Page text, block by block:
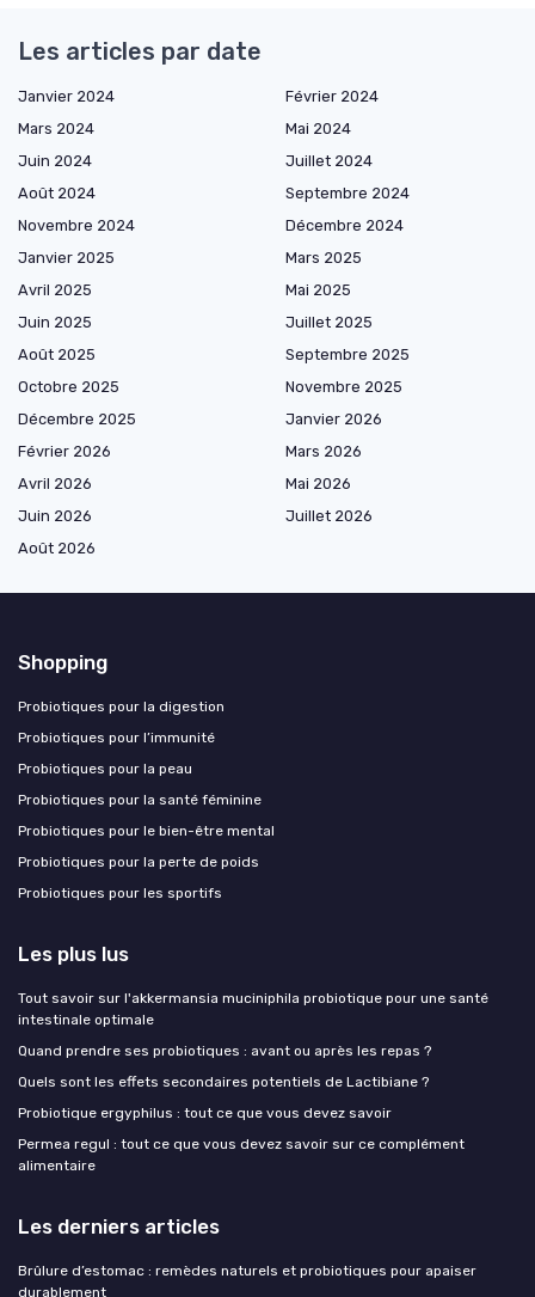
Les articles par date
Janvier 2024
Février 2024
Mars 2024
Mai 2024
Juin 2024
Juillet 2024
Août 2024
Septembre 2024
Novembre 2024
Décembre 2024
Janvier 2025
Mars 2025
Avril 2025
Mai 2025
Juin 2025
Juillet 2025
Août 2025
Septembre 2025
Octobre 2025
Novembre 2025
Décembre 2025
Janvier 2026
Février 2026
Mars 2026
Avril 2026
Mai 2026
Juin 2026
Juillet 2026
Août 2026
Shopping
Probiotiques pour la digestion
Probiotiques pour l’immunité
Probiotiques pour la peau
Probiotiques pour la santé féminine
Probiotiques pour le bien-être mental
Probiotiques pour la perte de poids
Probiotiques pour les sportifs
Les plus lus
Tout savoir sur l'akkermansia muciniphila probiotique pour une santé
intestinale optimale
Quand prendre ses probiotiques : avant ou après les repas ?
Quels sont les effets secondaires potentiels de Lactibiane ?
Probiotique ergyphilus : tout ce que vous devez savoir
Permea regul : tout ce que vous devez savoir sur ce complément
alimentaire
Les derniers articles
Brûlure d’estomac : remèdes naturels et probiotiques pour apaiser
durablement